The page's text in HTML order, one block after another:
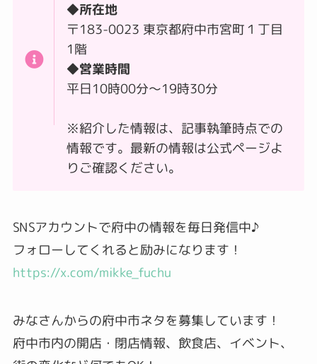
◆所在地
〒183-0023 東京都府中市宮町１丁目
1階
◆営業時間
平日10時00分～19時30分
※紹介した情報は、記事執筆時点での
情報です。最新の情報は公式ページよ
りご確認ください。
SNSアカウントで府中の情報を毎日発信中♪
フォローしてくれると励みになります！
https://x.com/mikke_fuchu
みなさんからの府中市ネタを募集しています！
府中市内の開店・閉店情報、飲食店、イベント、